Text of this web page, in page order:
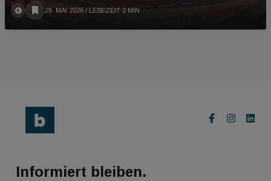
26. MAI 2026 / LESEZEIT 2 MIN
Informiert bleiben.